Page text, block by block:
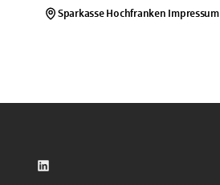
Sparkasse Hochfranken Impressum
LinkedIn